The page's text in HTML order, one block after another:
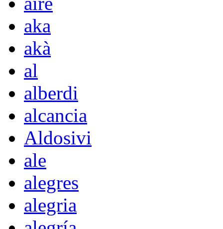
aka
akà
al
alberdi
alcancia
Aldosivi
ale
alegres
alegria